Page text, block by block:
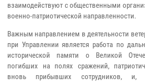
взаимодействуют с общественными
военно-патриотической направленности.
Важным направлением в деятельности
при Управлении является работа по
исторической памяти о Великой
погибших на полях сражений,
вновь прибывших сотрудников, и,